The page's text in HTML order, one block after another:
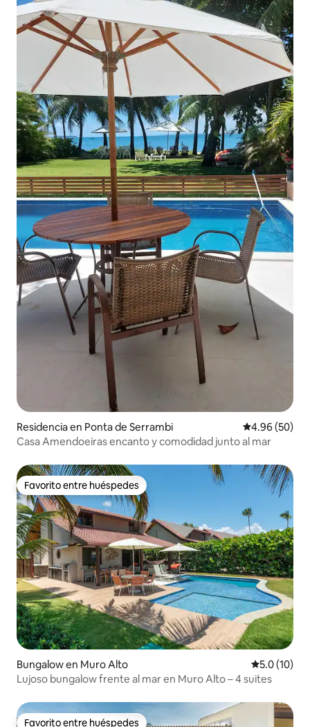
Residencia en Ponta de Serrambi Calificación
4.96 (50)
Casa Amendoeiras encanto y comodidad junto al mar
Favorito entre huéspedes
Favorito entre huéspedes
Bungalow en Muro Alto Calificación
5.0 (10)
Lujoso bungalow frente al mar en Muro Alto – 4 suites
Favorito entre huéspedes